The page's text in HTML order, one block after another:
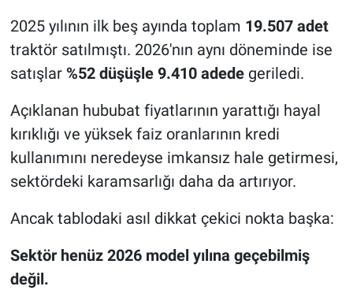
2025 yılının ilk beş ayında toplam 19.507 adet
traktör satılmıştı. 2026'nın aynı döneminde ise
satışlar %52 düşüşle 9.410 adedegeriledi.
Açıklanan hububat fiyatlarının yarattığı hayal
kırıklığı ve yüksek faiz oranlarının kredi
kullanımını neredeyse imkansız hale getirmesi,
sektördeki karamsarlığı daha da artırıyor.
Ancak tablodaki asıl dikkat çekici nokta başka:
Sektör henüz 2026 model yılına geçebilmiş
değil.